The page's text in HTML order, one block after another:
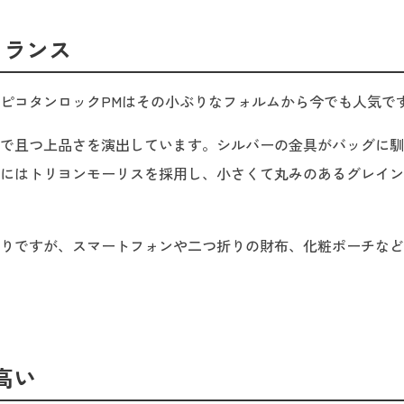
ンス
コタンロックPMはその小ぶりなフォルムから今でも人気で
且つ上品さを演出しています。シルバーの金具がバッグに
はトリヨンモーリスを採用し、小さくて丸みのあるグレイ
ですが、スマートフォンや二つ折りの財布、化粧ポーチな
い